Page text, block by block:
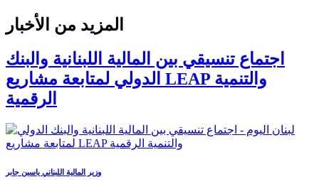
المزيد من الأخبار
اجتماع تنسيقي بين المالية اللبنانية والبنك
الدولي لمتابعة مشاريع LEAP والتنمية
الرقمية
وزير المالية اللبناني ياسين جابر